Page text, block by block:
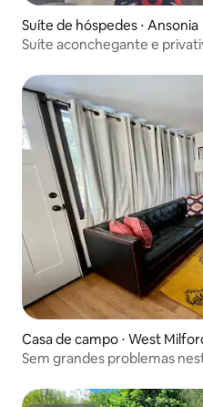
Suíte de hóspedes ⋅ Ansonia
Suíte aconchegante e
Casa de campo ⋅ West
Sem grandes problemas